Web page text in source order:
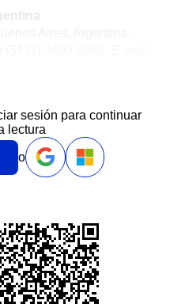
sesión para continuar
lectura
o